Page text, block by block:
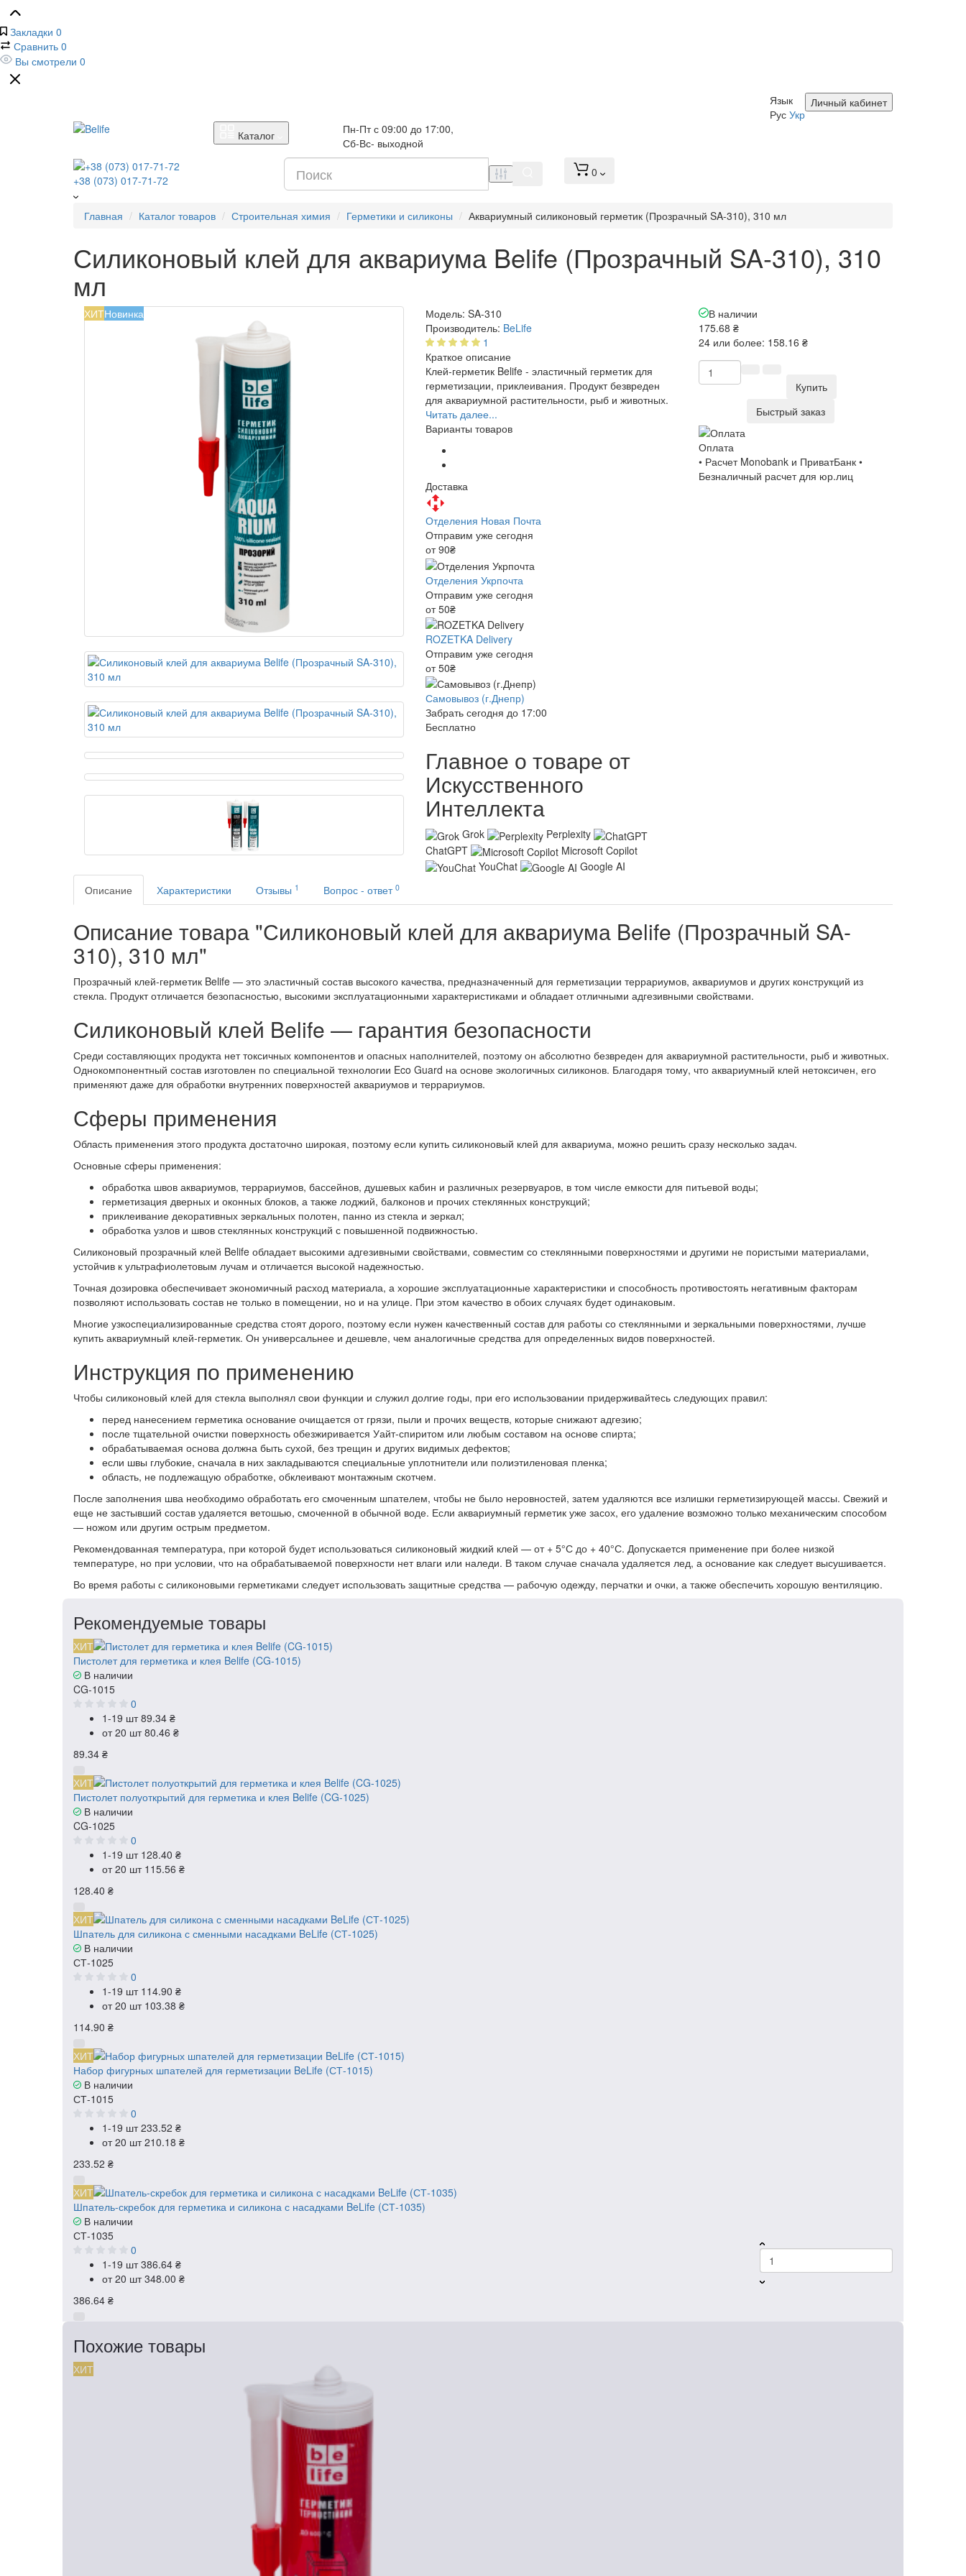
Закладки 0
Сравнить 0
Вы смотрели 0
Личный кабинет
Язык
Рус Укр
Каталог
Пн-Пт с 09:00 до 17:00,
Сб-Вс- выходной
+38 (073) 017-71-72
0
Главная Каталог товаров Строительная химия Герметики и силиконы Аквариумный силиконовый герметик (Прозрачный SA-310), 310 мл
Силиконовый клей для аквариума Belife (Прозрачный SA-310), 310
мл
ХИТНовинка Модель: SA-310
Производитель: BeLife
1
Краткое описание
Клей-герметик Belife - эластичный герметик для
герметизации, приклеивания. Продукт безвреден
для аквариумной растительности, рыб и животных.
Читать далее...
Варианты товаров
Доставка
Отделения Новая Почта
Отправим уже сегодня
от 90₴
Отделения Укрпочта
Отправим уже сегодня
от 50₴
ROZETKA Delivery
Отправим уже сегодня
от 50₴
Самовывоз (г.Днепр)
Забрать сегодня до 17:00
Бесплатно
Главное о товаре от
Искусственного
Интеллекта
Grok
Perplexity
ChatGPT
Microsoft Copilot
YouChat
Google AI
В наличии
175.68 ₴
24 или более: 158.16 ₴
Купить
Быстрый заказ
Оплата
• Расчет Monobank и ПриватБанк •
Безналичный расчет для юр.лиц
Описание Характеристики Отзывы 1 Вопрос - ответ 0
Описание товара "Силиконовый клей для аквариума Belife (Прозрачный SA-
310), 310 мл"
Прозрачный клей-герметик Belife — это эластичный состав высокого качества, предназначенный для герметизации террариумов, аквариумов и других конструкций из
стекла. Продукт отличается безопасностью, высокими эксплуатационными характеристиками и обладает отличными адгезивными свойствами.
Силиконовый клей Belife — гарантия безопасности
Среди составляющих продукта нет токсичных компонентов и опасных наполнителей, поэтому он абсолютно безвреден для аквариумной растительности, рыб и животных.
Однокомпонентный состав изготовлен по специальной технологии Eco Guard на основе экологичных силиконов. Благодаря тому, что аквариумный клей нетоксичен, его
применяют даже для обработки внутренних поверхностей аквариумов и террариумов.
Сферы применения
Область применения этого продукта достаточно широкая, поэтому если купить силиконовый клей для аквариума, можно решить сразу несколько задач.
Основные сферы применения:
обработка швов аквариумов, террариумов, бассейнов, душевых кабин и различных резервуаров, в том числе емкости для питьевой воды;
герметизация дверных и оконных блоков, а также лоджий, балконов и прочих стеклянных конструкций;
приклеивание декоративных зеркальных полотен, панно из стекла и зеркал;
обработка узлов и швов стеклянных конструкций с повышенной подвижностью.
Силиконовый прозрачный клей Belife обладает высокими адгезивными свойствами, совместим со стеклянными поверхностями и другими не пористыми материалами,
устойчив к ультрафиолетовым лучам и отличается высокой надежностью.
Точная дозировка обеспечивает экономичный расход материала, а хорошие эксплуатационные характеристики и способность противостоять негативным факторам
позволяют использовать состав не только в помещении, но и на улице. При этом качество в обоих случаях будет одинаковым.
Многие узкоспециализированные средства стоят дорого, поэтому если нужен качественный состав для работы со стеклянными и зеркальными поверхностями, лучше
купить аквариумный клей-герметик. Он универсальнее и дешевле, чем аналогичные средства для определенных видов поверхностей.
Инструкция по применению
Чтобы силиконовый клей для стекла выполнял свои функции и служил долгие годы, при его использовании придерживайтесь следующих правил:
перед нанесением герметика основание очищается от грязи, пыли и прочих веществ, которые снижают адгезию;
после тщательной очистки поверхность обезжиривается Уайт-спиритом или любым составом на основе спирта;
обрабатываемая основа должна быть сухой, без трещин и других видимых дефектов;
если швы глубокие, сначала в них закладываются специальные уплотнители или полиэтиленовая пленка;
область, не подлежащую обработке, обклеивают монтажным скотчем.
После заполнения шва необходимо обработать его смоченным шпателем, чтобы не было неровностей, затем удаляются все излишки герметизирующей массы. Свежий и
еще не застывший состав удаляется ветошью, смоченной в обычной воде. Если аквариумный герметик уже засох, его удаление возможно только механическим способом
— ножом или другим острым предметом.
Рекомендованная температура, при которой будет использоваться силиконовый жидкий клей — от + 5°С до + 40°С. Допускается применение при более низкой
температуре, но при условии, что на обрабатываемой поверхности нет влаги или наледи. В таком случае сначала удаляется лед, а основание как следует высушивается.
Во время работы с силиконовыми герметиками следует использовать защитные средства — рабочую одежду, перчатки и очки, а также обеспечить хорошую вентиляцию.
Рекомендуемые товары
ХИТ
Пистолет для герметика и клея Belife (CG-1015)
В наличии
CG-1015
0
1-19 шт89.34 ₴
от 20 шт80.46 ₴
89.34 ₴
ХИТ
Пистолет полуоткрытий для герметика и клея Belife (CG-1025)
В наличии
CG-1025
0
1-19 шт 128.40 ₴
от 20 шт 115.56 ₴
128.40 ₴
ХИТ
Шпатель для силикона с сменными насадками BeLife (СТ-1025)
В наличии
СТ-1025
0
1-19 шт 114.90 ₴
от 20 шт 103.38 ₴
114.90 ₴
ХИТ
Набор фигурных шпателей для герметизации BeLife (СТ-1015)
В наличии
СТ-1015
0
1-19 шт233.52 ₴
от 20 шт210.18 ₴
233.52 ₴
ХИТ
Шпатель-скребок для герметика и силикона с насадками BeLife (СТ-1035)
В наличии
СТ-1035
0
1-19 шт386.64 ₴
от 20 шт348.00 ₴
386.64 ₴
Похожие товары
ХИТ